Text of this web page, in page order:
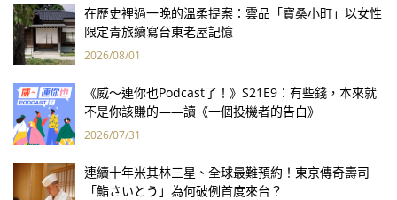
在歷史裡過一晚的溫柔提案：雲品「寶桑小町」以女性
限定青旅續寫台東老屋記憶
2026/08/01
《威～連你也Podcast了！》S21E9：有些錢，本來就
不是你該賺的——讀《一個投機者的告白》
2026/07/31
連續十年米其林三星、全球最難預約！東京傳奇壽司
「鮨さいとう」為何破例首度來台？